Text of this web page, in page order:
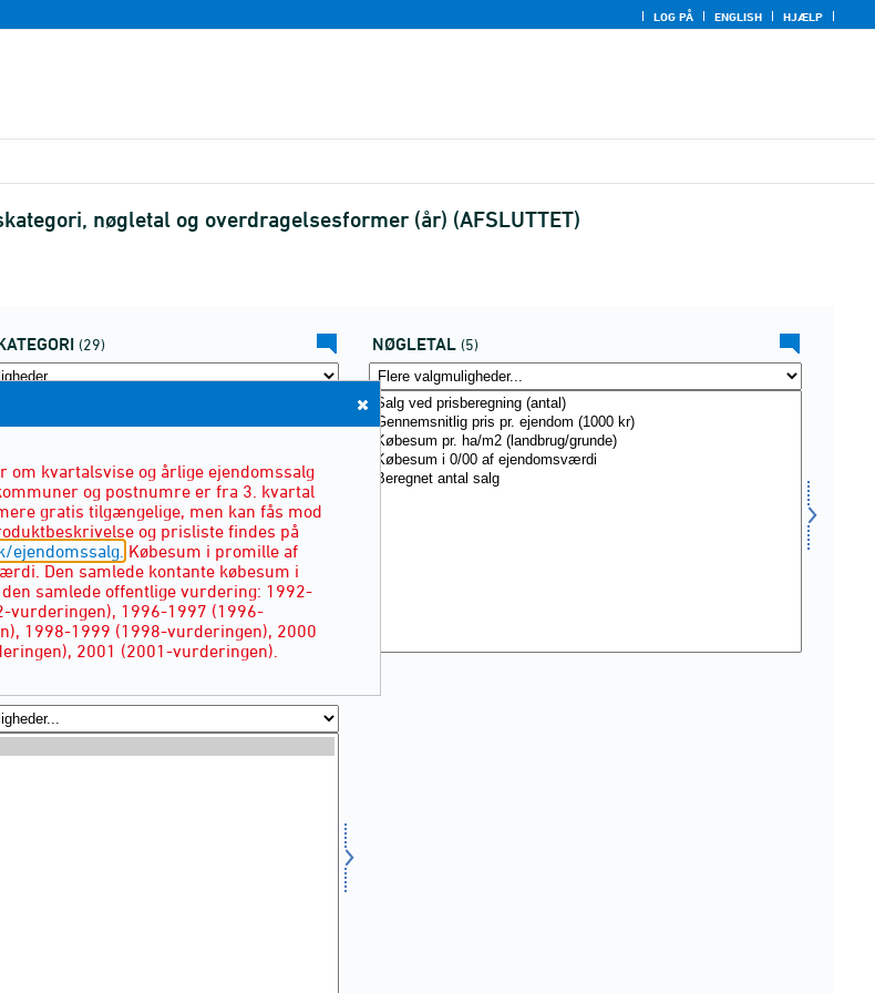
LOG PÅ ENGLISH HJÆLP
nøgletal og overdragelsesformer (år) (AFSLUTTET)
(29) NØGLETAL (5)
om kvartalsvise og årlige ejendomssalg
og postnumre er fra 3. kvartal
gratis tilgængelige, men kan fås mod
og prisliste findes på
ejendomssalg. Købesum i promille af
Den samlede kontante købesum i
samlede offentlige vurdering: 1992-
vurderingen), 1996-1997 (1996-
1998-1999 (1998-vurderingen), 2000
2001 (2001-vurderingen).